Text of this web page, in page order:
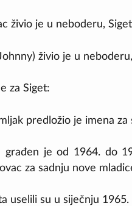
živio je u neboderu,
živio je u
za Siget:
predložio je imena za
građen je od 1964. do
za sadnju nove
uselili su u siječnju